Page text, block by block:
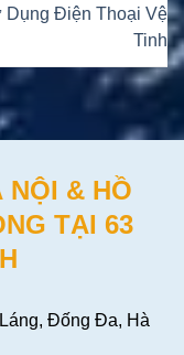
Dụng Điện Thoại Vệ
Tinh
NỘI & HỒ
TẠI 63
Đống Đa, Hà